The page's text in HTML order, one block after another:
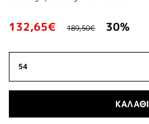
132,65€ 189,50€ 30%
ΚΑΛΑΘΙ